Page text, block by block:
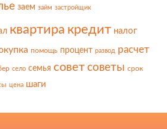
заем займ застройщик
квартира кредит налог
помощь процент развод расчет
село семья совет советы срок
цена шаги